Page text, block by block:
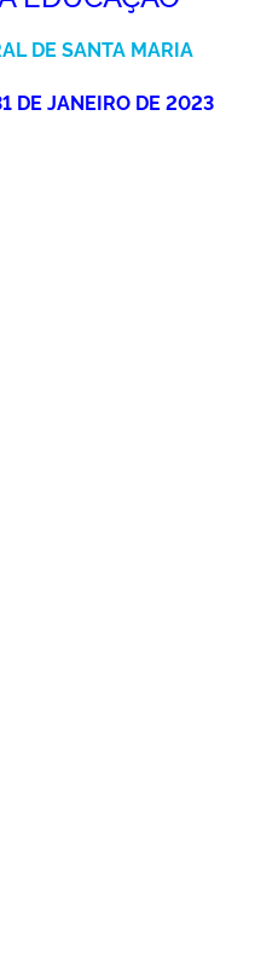
DE SANTA MARIA
DE JANEIRO DE 2023